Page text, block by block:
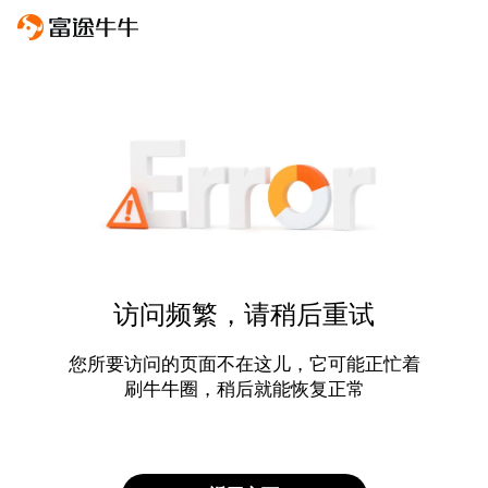
访问频繁，请稍后重试
您所要访问的页面不在这儿，它可能正忙着
刷牛牛圈，稍后就能恢复正常